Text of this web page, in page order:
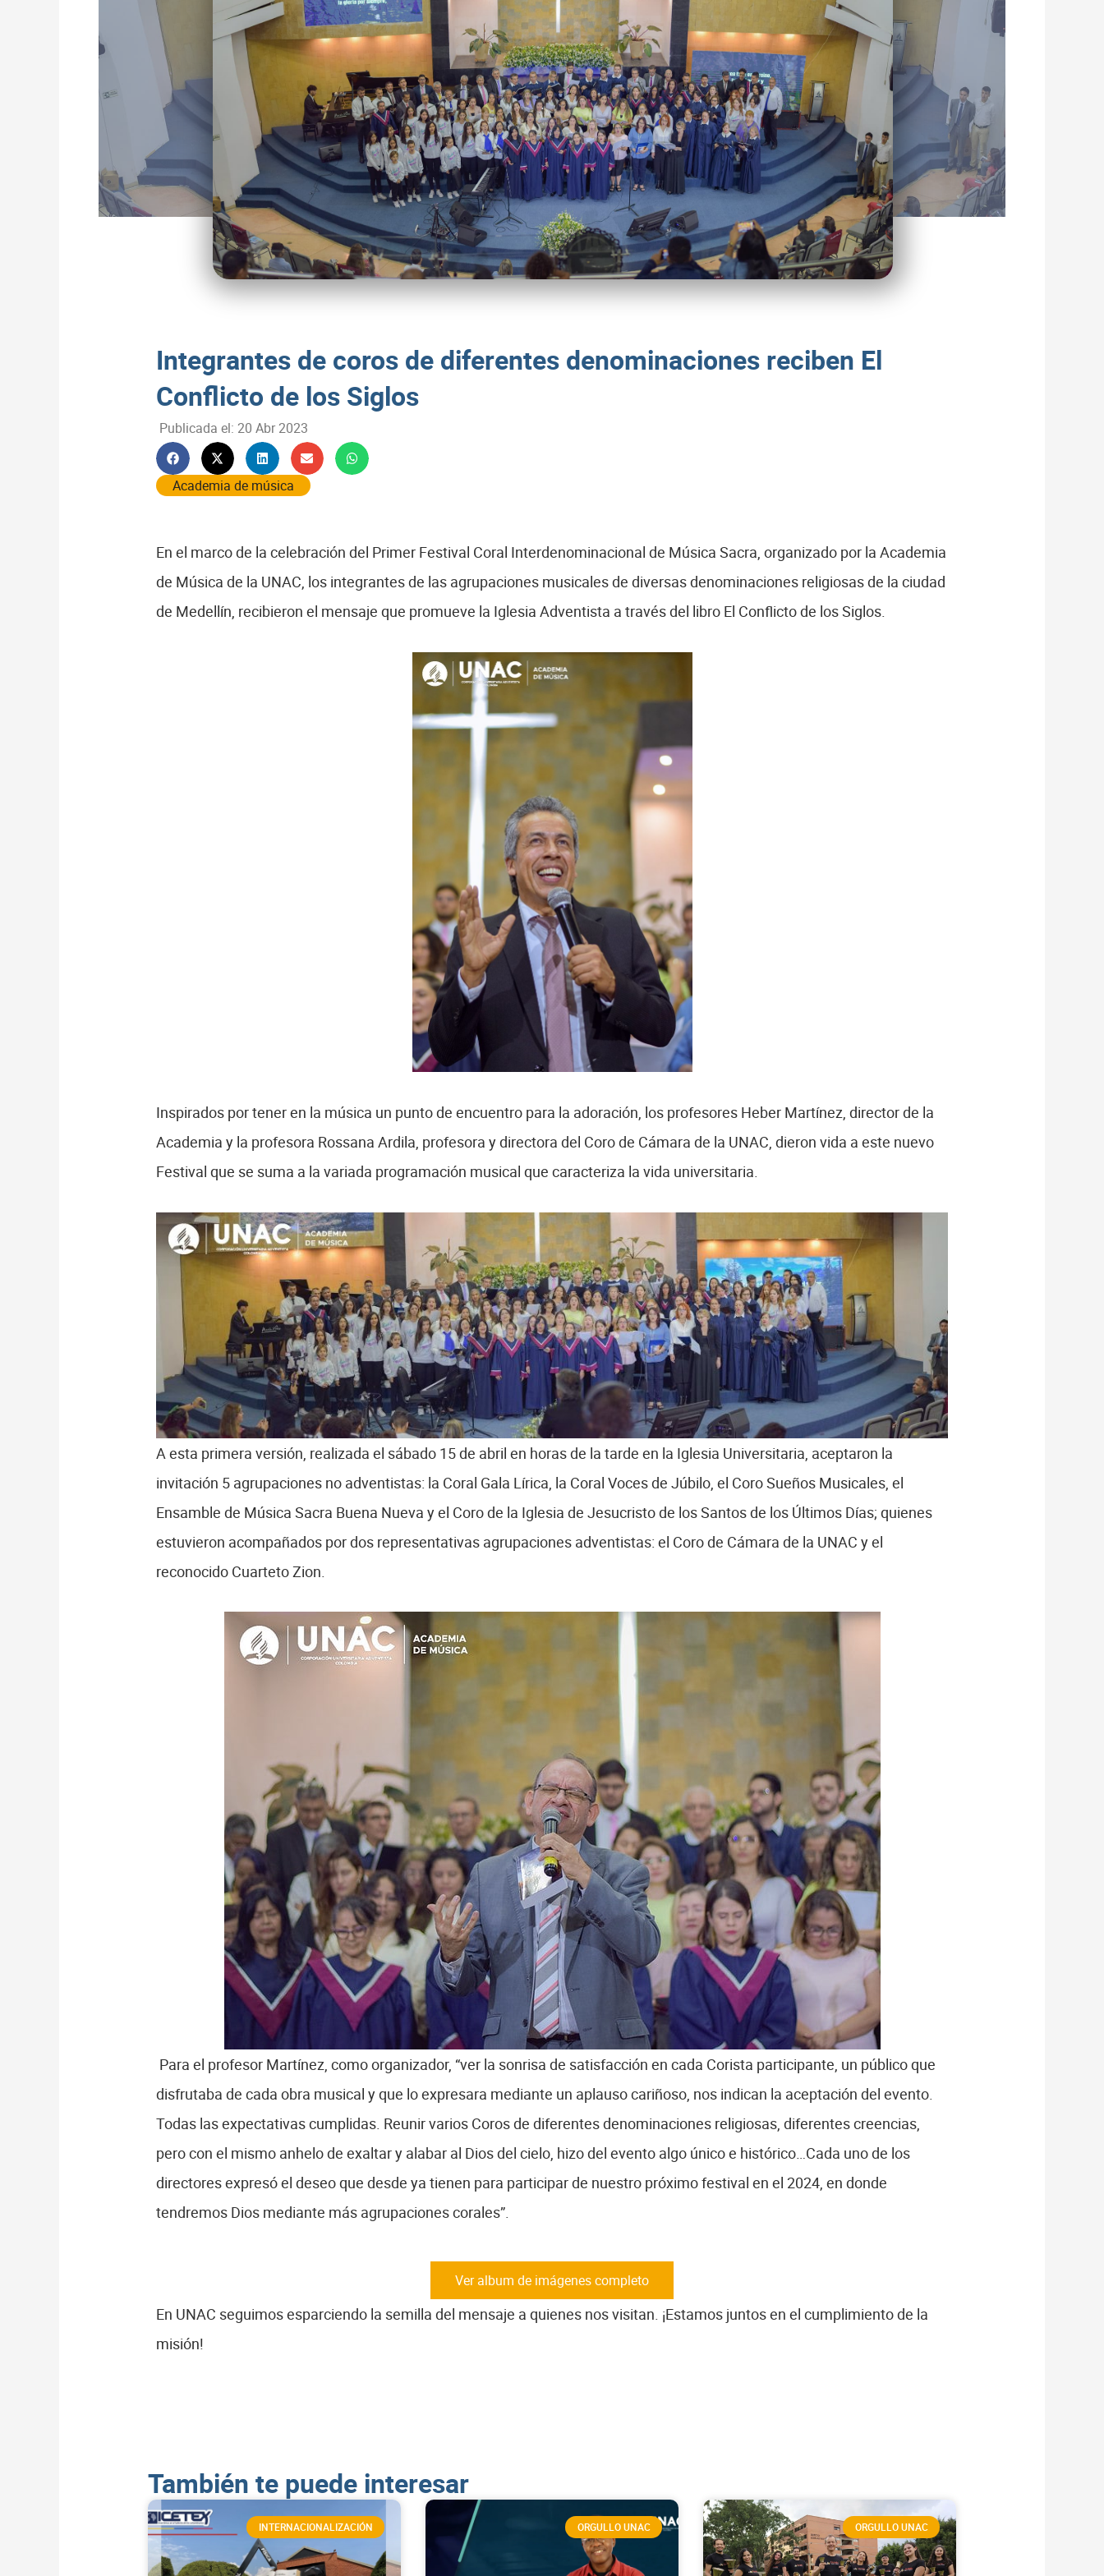
Integrantes de coros de diferentes denominaciones reciben El
Conflicto de los Siglos
Publicada el: 20 Abr 2023
Academia de música
En el marco de la celebración del Primer Festival Coral Interdenominacional de Música Sacra, organizado por la Academia
de Música de la UNAC, los integrantes de las agrupaciones musicales de diversas denominaciones religiosas de la ciudad
de Medellín, recibieron el mensaje que promueve la Iglesia Adventista a través del libro El Conflicto de los Siglos.
Inspirados por tener en la música un punto de encuentro para la adoración, los profesores Heber Martínez, director de la
Academia y la profesora Rossana Ardila, profesora y directora del Coro de Cámara de la UNAC, dieron vida a este nuevo
Festival que se suma a la variada programación musical que caracteriza la vida universitaria.
A esta primera versión, realizada el sábado 15 de abril en horas de la tarde en la Iglesia Universitaria, aceptaron la
invitación 5 agrupaciones no adventistas: la Coral Gala Lírica, la Coral Voces de Júbilo, el Coro Sueños Musicales, el
Ensamble de Música Sacra Buena Nueva y el Coro de la Iglesia de Jesucristo de los Santos de los Últimos Días; quienes
estuvieron acompañados por dos representativas agrupaciones adventistas: el Coro de Cámara de la UNAC y el
reconocido Cuarteto Zion.
Para el profesor Martínez, como organizador, “ver la sonrisa de satisfacción en cada Corista participante, un público que
disfrutaba de cada obra musical y que lo expresara mediante un aplauso cariñoso, nos indican la aceptación del evento.
Todas las expectativas cumplidas. Reunir varios Coros de diferentes denominaciones religiosas, diferentes creencias,
pero con el mismo anhelo de exaltar y alabar al Dios del cielo, hizo del evento algo único e histórico…Cada uno de los
directores expresó el deseo que desde ya tienen para participar de nuestro próximo festival en el 2024, en donde
tendremos Dios mediante más agrupaciones corales”.
Ver album de imágenes completo
En UNAC seguimos esparciendo la semilla del mensaje a quienes nos visitan. ¡Estamos juntos en el cumplimiento de la
misión!
También te puede interesar
INTERNACIONALIZACIÓN ORGULLO UNAC ORGULLO UNAC